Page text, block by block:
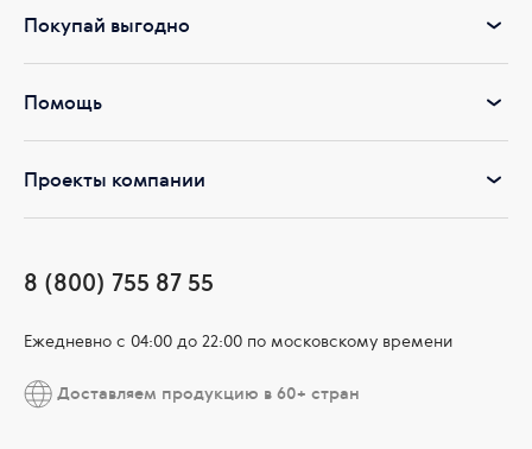
Покупай выгодно
Помощь
Проекты компании
8 (800) 755 87 55
Ежедневно c 04:00 до 22:00 по московскому времени
Доставляем продукцию в 60+ стран